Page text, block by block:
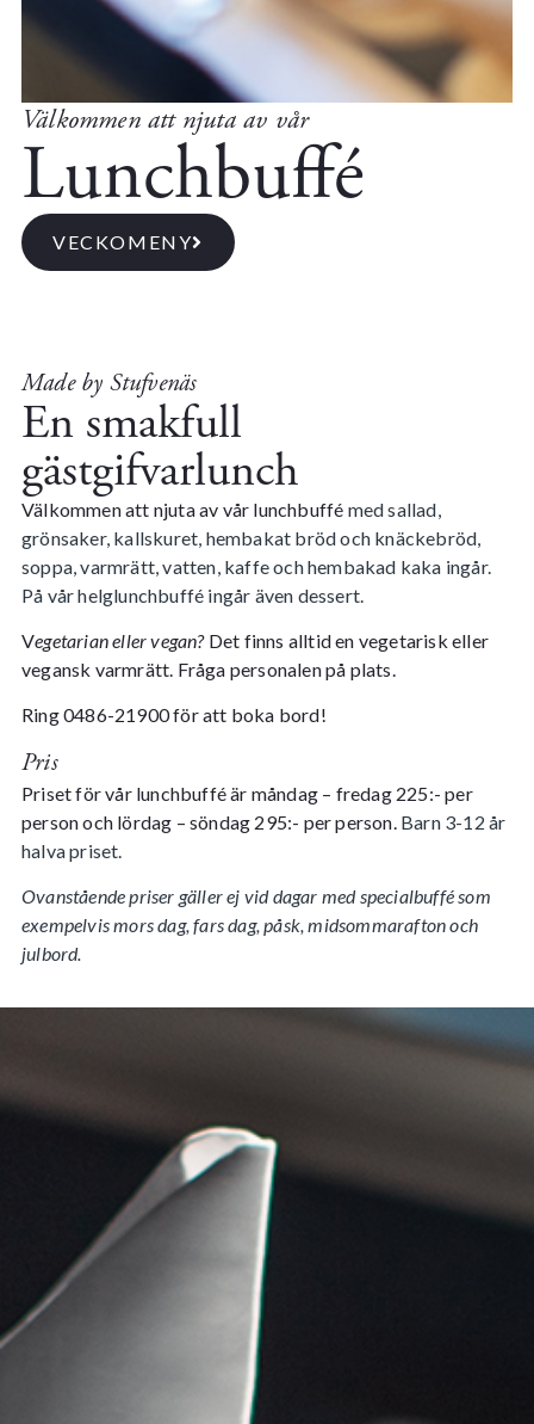
Välkommen att njuta av vår
Lunchbuffé
VECKOMENY
Made by Stufvenäs
En smakfull
gästgifvarlunch
Välkommen att njuta av vår lunchbuffé med sallad,
grönsaker, kallskuret, hembakat bröd och knäckebröd,
soppa, varmrätt, vatten, kaffe och hembakad kaka ingår.
På vår helglunchbuffé ingår även dessert.
Vegetarian eller vegan? Det finns alltid en vegetarisk eller
vegansk varmrätt. Fråga personalen på plats.
Ring0486-21900för att boka bord!
Pris
Priset för vår lunchbuffé är måndag – fredag 225:- per
person och lördag – söndag 295:- per person. Barn 3-12 år
halva priset.
Ovanstående priser gäller ej vid dagar med specialbuffé som
exempelvis mors dag, fars dag, påsk, midsommarafton och
julbord.